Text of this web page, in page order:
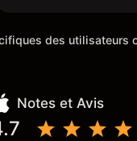
des
Notes et Avis